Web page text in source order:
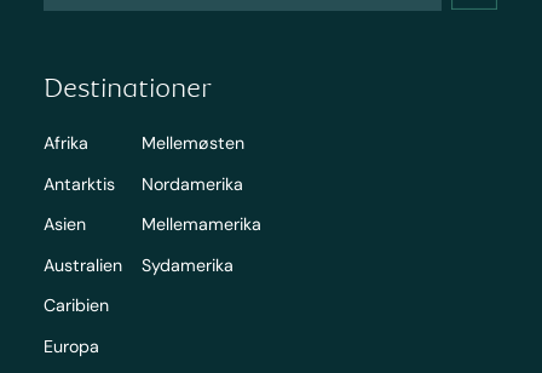
Destinationer
Afrika
Antarktis
Asien
Australien
Caribien
Europa
Mellemøsten
Nordamerika
Mellemamerika
Sydamerika